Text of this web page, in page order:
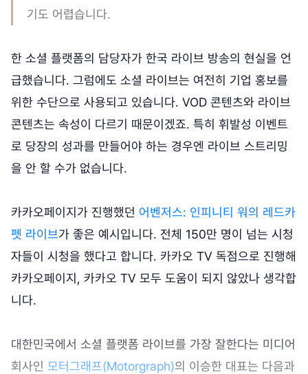
기도 어렵습니다.
한 소셜 플랫폼의 담당자가 한국 라이브 방송의 현실을 언
급했습니다. 그럼에도 소셜 라이브는 여전히 기업 홍보를
위한 수단으로 사용되고 있습니다. VOD 콘텐츠와 라이브
콘텐츠는 속성이 다르기 때문이겠죠. 특히 휘발성 이벤트
로 당장의 성과를 만들어야 하는 경우엔 라이브 스트리밍
을 안 할 수가 없습니다.
카카오페이지가 진행했던 어벤저스: 인피니티 워의 레드카
펫 라이브가 좋은 예시입니다. 전체 150만 명이 넘는 시청
자들이 시청을 했다고 합니다. 카카오 TV 독점으로 진행해
카카오페이지, 카카오 TV 모두 도움이 되지 않았나 생각합
니다.
대한민국에서 소셜 플랫폼 라이브를 가장 잘한다는 미디어
회사인 모터그래프(Motorgraph)의 이승한 대표는 다음과